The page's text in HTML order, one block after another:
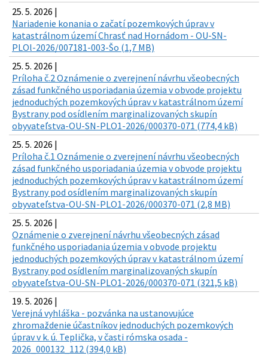
25. 5. 2026 |
Nariadenie konania o začatí pozemkových úprav v
katastrálnom území Chrasť nad Hornádom - OU-SN-
PLOl-2026/007181-003-Šo (1,7 MB)
25. 5. 2026 |
Príloha č.2 Oznámenie o zverejnení návrhu všeobecných
zásad funkčného usporiadania územia v obvode projektu
jednoduchých pozemkových úprav v katastrálnom území
Bystrany pod osídlením marginalizovaných skupín
obyvateľstva-OU-SN-PLO1-2026/000370-071 (774,4 kB)
25. 5. 2026 |
Príloha č.1 Oznámenie o zverejnení návrhu všeobecných
zásad funkčného usporiadania územia v obvode projektu
jednoduchých pozemkových úprav v katastrálnom území
Bystrany pod osídlením marginalizovaných skupín
obyvateľstva-OU-SN-PLO1-2026/000370-071 (2,8 MB)
25. 5. 2026 |
Oznámenie o zverejnení návrhu všeobecných zásad
funkčného usporiadania územia v obvode projektu
jednoduchých pozemkových úprav v katastrálnom území
Bystrany pod osídlením marginalizovaných skupín
obyvateľstva-OU-SN-PLO1-2026/000370-071 (321,5 kB)
19. 5. 2026 |
Verejná vyhláška - pozvánka na ustanovujúce
zhromaždenie účastníkov jednoduchých pozemkových
úprav v k. ú. Teplička, v časti rómska osada -
2026_000132_112 (394,0 kB)